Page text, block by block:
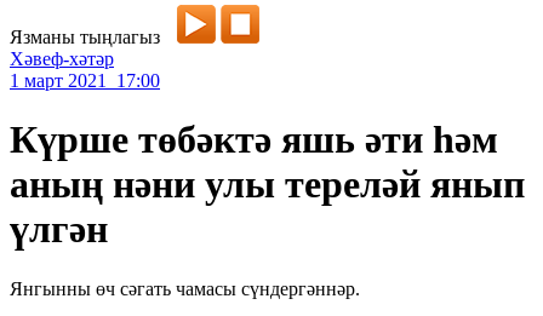
Язманы тыңлагыз
Хәвеф-хәтәр
1 март 2021 17:00
Күрше төбәктә яшь әти һәм
аның нәни улы тереләй янып
үлгән
Янгынны өч сәгать чамасы сүндергәннәр.